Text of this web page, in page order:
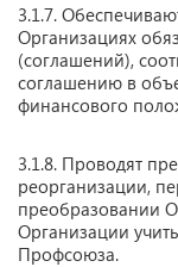
3.1.7.
Организациях
(соглашений),
соглашению в
финансового
3.1.8. Проводят
реорганизации,
преобразовании
Организации
Профсоюза.